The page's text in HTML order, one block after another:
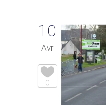
10
Avr
0